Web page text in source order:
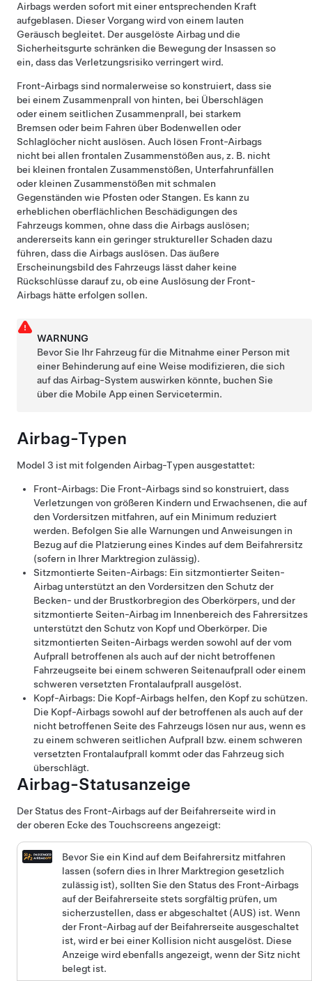
Airbags werden sofort mit einer entsprechenden Kraft
aufgeblasen. Dieser Vorgang wird von einem lauten
Geräusch begleitet. Der ausgelöste Airbag und die
Sicherheitsgurte schränken die Bewegung der Insassen so
ein, dass das Verletzungsrisiko verringert wird.
Front-Airbags sind normalerweise so konstruiert, dass sie
bei einem Zusammenprall von hinten, bei Überschlägen
oder einem seitlichen Zusammenprall, bei starkem
Bremsen oder beim Fahren über Bodenwellen oder
Schlaglöcher nicht auslösen. Auch lösen Front-Airbags
nicht bei allen frontalen Zusammenstößen aus, z. B. nicht
bei kleinen frontalen Zusammenstößen, Unterfahrunfällen
oder kleinen Zusammenstößen mit schmalen
Gegenständen wie Pfosten oder Stangen. Es kann zu
erheblichen oberflächlichen Beschädigungen des
Fahrzeugs kommen, ohne dass die Airbags auslösen;
andererseits kann ein geringer struktureller Schaden dazu
führen, dass die Airbags auslösen. Das äußere
Erscheinungsbild des Fahrzeugs lässt daher keine
Rückschlüsse darauf zu, ob eine Auslösung der Front-
Airbags hätte erfolgen sollen.
WARNUNG
Bevor Sie Ihr Fahrzeug für die Mitnahme einer Person mit
einer Behinderung auf eine Weise modifizieren, die sich
auf das Airbag-System auswirken könnte, buchen Sie
über die Mobile App einen Servicetermin.
Airbag-Typen
Model 3 ist mit folgenden Airbag-Typen ausgestattet:
Front-Airbags: Die Front-Airbags sind so konstruiert, dass
Verletzungen von größeren Kindern und Erwachsenen, die auf
den Vordersitzen mitfahren, auf ein Minimum reduziert
werden. Befolgen Sie alle Warnungen und Anweisungen in
Bezug auf die Platzierung eines Kindes auf dem Beifahrersitz
(sofern in Ihrer Marktregion zulässig).
Sitzmontierte Seiten-Airbags: Ein sitzmontierter Seiten-
Airbag unterstützt an den Vordersitzen den Schutz der
Becken- und der Brustkorbregion des Oberkörpers, undder
sitzmontierte Seiten-Airbag im Innenbereich des Fahrersitzes
unterstützt den Schutz von Kopf und Oberkörper. Die
sitzmontierten Seiten-Airbags werden sowohl auf der vom
Aufprall betroffenen als auch auf der nicht betroffenen
Fahrzeugseite bei einem schweren Seitenaufprall oder einem
schweren versetzten Frontalaufprall ausgelöst.
Kopf-Airbags: Die Kopf-Airbags helfen, den Kopf zu schützen.
Die Kopf-Airbags sowohl auf der betroffenen als auch auf der
nicht betroffenen Seite des Fahrzeugs lösen nur aus, wenn es
zu einem schweren seitlichen Aufprall bzw. einem schweren
versetzten Frontalaufprall kommt oder das Fahrzeug sich
überschlägt.
Airbag-Statusanzeige
Der Status des Front-Airbags auf der Beifahrerseite wird in
der oberen Ecke des Touchscreens angezeigt:
Bevor Sie ein Kind auf dem Beifahrersitz mitfahren
lassen (sofern dies in Ihrer Marktregion gesetzlich
zulässig ist), sollten Sie den Status des Front-Airbags
auf der Beifahrerseite stets sorgfältig prüfen, um
sicherzustellen, dass er abgeschaltet (AUS) ist. Wenn
der Front-Airbag auf der Beifahrerseite ausgeschaltet
ist, wird er bei einer Kollision nicht ausgelöst. Diese
Anzeige wird ebenfalls angezeigt, wenn der Sitz nicht
belegt ist.